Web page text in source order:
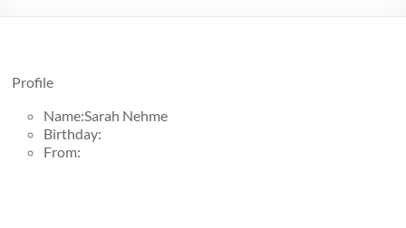
Profile
Name:Sarah Nehme
Birthday:
From: